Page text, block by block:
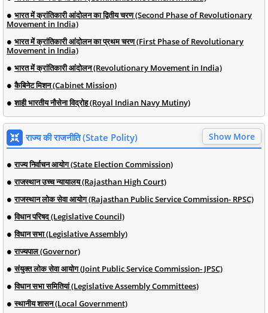
भारत में क्रांतिकारी आंदोलन का द्वितीय चरण (Second Phase of Revolutionary
Movement in India)
भारत में क्रांतिकारी आंदोलन का प्रथम चरण (First Phase of Revolutionary
Movement in India)
भारत में क्रांतिकारी आंदोलन (Revolutionary Movement in India)
कैबिनेट मिशन (Cabinet Mission)
शाही भारतीय नौसेना विद्रोह (Royal Indian Navy Mutiny)
राज्य की राजनीति (State Polity) Show More
राज्य निर्वाचन आयोग (State Election Commission)
राजस्थान उच्च न्यायालय (Rajasthan High Court)
राजस्थान लोक सेवा आयोग (Rajasthan Public Service Commission- RPSC)
विधान परिषद (Legislative Council)
विधान सभा (Legislative Assembly)
राज्यपाल (Governor)
संयुक्त लोक सेवा आयोग (Joint Public Service Commission- JPSC)
विधान सभा समितियां (Legislative Assembly Committees)
स्थानीय शासन (Local Government)